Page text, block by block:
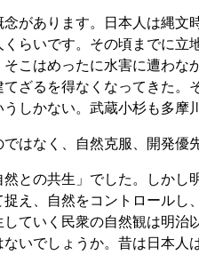
念があります。日本人は縄
らいです。その頃までに立
こはめったに水害に遭わな
ざるを得なくなってきた
しかない。武蔵小杉も多摩
なく、自然克服、開発優先
との共生」でした。しかし
え、自然をコントロールし
ていく民衆の自然観は明治
いでしょうか。昔は日本人